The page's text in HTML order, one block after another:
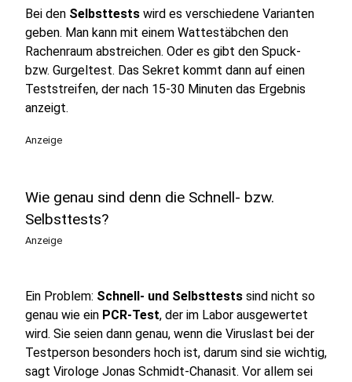
Bei den Selbsttests wird es verschiedene Varianten
geben. Man kann mit einem Wattestäbchen den
Rachenraum abstreichen. Oder es gibt den Spuck-
bzw. Gurgeltest. Das Sekret kommt dann auf einen
Teststreifen, der nach 15-30 Minuten das Ergebnis
anzeigt.
Anzeige
Wie genau sind denn die Schnell- bzw.
Selbsttests?
Anzeige
Ein Problem: Schnell- und Selbsttests sind nicht so
genau wie ein PCR-Test, der im Labor ausgewertet
wird. Sie seien dann genau, wenn die Viruslast bei der
Testperson besonders hoch ist, darum sind sie wichtig,
sagt Virologe Jonas Schmidt-Chanasit. Vor allem sei